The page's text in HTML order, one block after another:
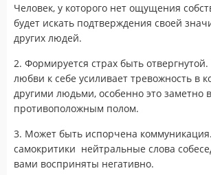
Человек, у которого нет ощущения
будет искать подтверждения своей
других людей.
2. Формируется страх быть отвергнутой.
любви к себе усиливает тревожность в
другими людьми, особенно это заметно
противоположным полом.
3. Может быть испорчена
самокритики нейтральные слова
вами восприняты негативно.